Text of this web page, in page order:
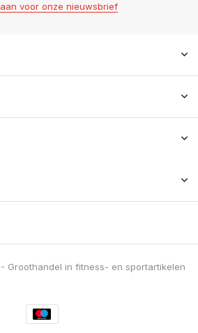
voor onze nieuwsbrief
Groothandel in fitness- en sportartikelen